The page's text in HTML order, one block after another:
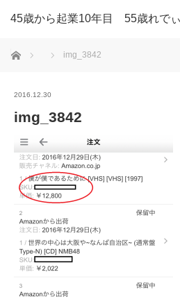
45歳から起業10年目 55歳れで
ホーム img_3842
2016.12.30
img_3842